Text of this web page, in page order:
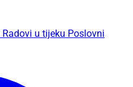
Radovi u tijeku Poslovni